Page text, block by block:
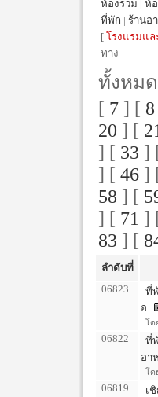
ห้องรวม | ห้
ที่พัก | ร้านอ
[ โรงแรมแ
ทาง
ทั้งหม
[ 7 ] [ 8
20 ] [
] [ 33 ]
] [ 46 ]
58 ] [
] [ 71 ]
83 ] [
ลำดับที่
06823
ที่
อ..
โด
06822
ที่
อา
โด
06819 เ